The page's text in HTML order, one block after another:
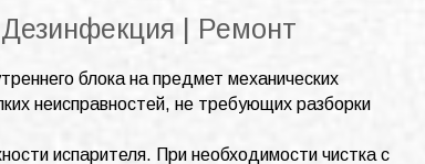
| Ремонт
блока на предмет механических
неисправностей, не требующих разборки
испарителя. При необходимости чистка с